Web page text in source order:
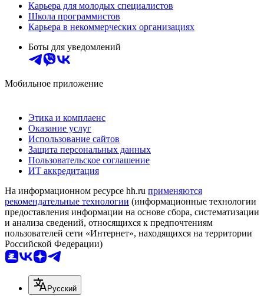
Карьера для молодых специалистов
Школа программистов
Карьера в некоммерческих организациях
Боты для уведомлений
Мобильное приложение
Этика и комплаенс
Оказание услуг
Использование сайтов
Защита персональных данных
Пользовательское соглашение
ИТ аккредитация
На информационном ресурсе hh.ru применяются
рекомендательные технологии (информационные технологии
предоставления информации на основе сбора, систематизации
и анализа сведений, относящихся к предпочтениям
пользователей сети «Интернет», находящихся на территории
Российской Федерации)
Русский